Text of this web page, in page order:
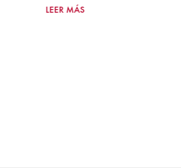
LEER MÁS